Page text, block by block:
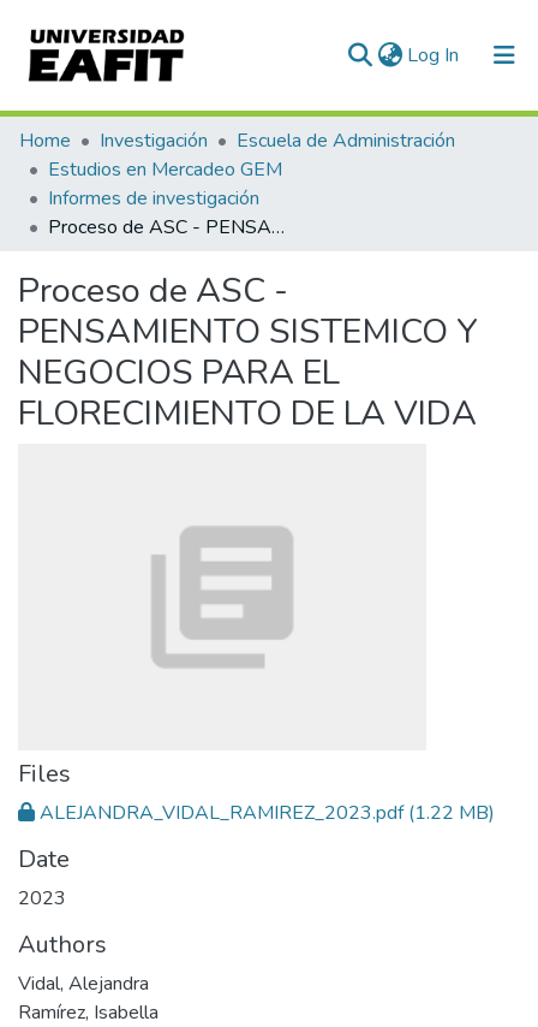
Log In (current)
Communities & Collections
All of DSpace
Statistics
Home Investigación
Escuela de Administración
Estudios en Mercadeo GEM
Informes de investigación
Proceso de ASC - PENSAMIENTO SISTEMICO Y NEGOCIOS PARA EL FLORECIMIENTO DE LA VIDA
Proceso de ASC -
PENSAMIENTO SISTEMICO Y
NEGOCIOS PARA EL
FLORECIMIENTO DE LA VIDA
Files
ALEJANDRA_VIDAL_RAMIREZ_2023.pdf(1.22 MB)
Date
2023
Authors
Vidal, Alejandra
Ramírez, Isabella